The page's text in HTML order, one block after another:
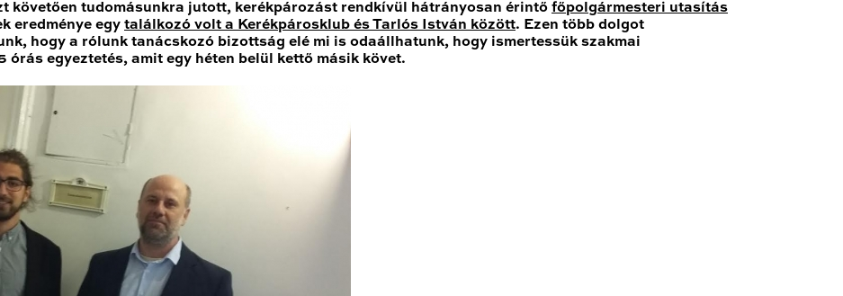
követően tudomásunkra jutott, kerékpározást rendkívül hátrányosan érintő főpolgármesteri utasítás
eredménye egy találkozó volt a Kerékpárosklub és Tarlós István között. Ezen több dolgot
hogy a rólunk tanácskozó bizottság elé mi is odaállhatunk, hogy ismertessük szakmai
egyeztetés, amit egy héten belül kettő másik követ.